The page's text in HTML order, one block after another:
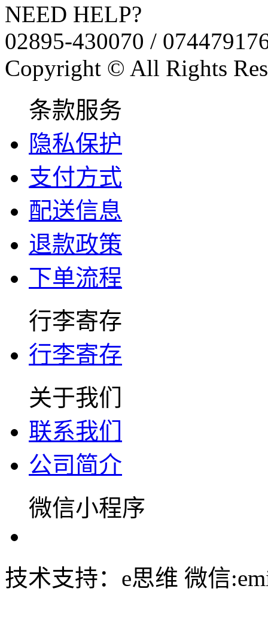
NEED HELP?
02895-430070 /
Copyright © All Rights
条款服务
隐私保护
支付方式
配送信息
退款政策
下单流程
行李寄存
行李寄存
关于我们
联系我们
公司简介
微信小程序
技术支持：e思维 微信